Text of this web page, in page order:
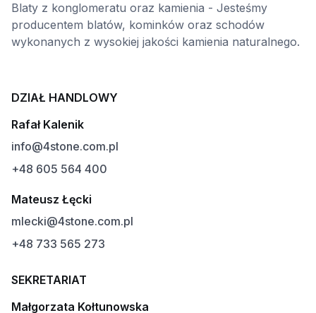
Blaty z konglomeratu oraz kamienia - Jesteśmy
producentem blatów, kominków oraz schodów
wykonanych z wysokiej jakości kamienia naturalnego.
DZIAŁ HANDLOWY
Rafał Kalenik
info@4stone.com.pl
+48 605 564 400
Mateusz Łęcki
mlecki@4stone.com.pl
+48 733 565 273
SEKRETARIAT
Małgorzata Kołtunowska